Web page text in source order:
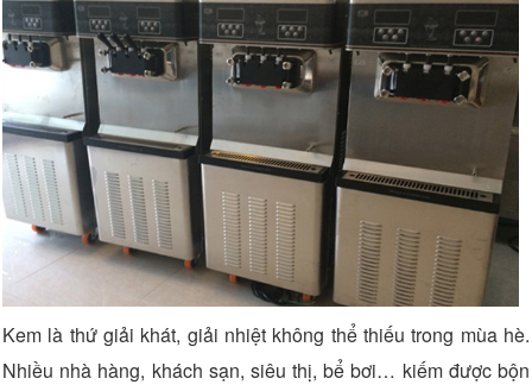
Kem là thứ giải khát, giải nhiệt không thể thiếu trong mùa hè.
Nhiều nhà hàng, khách sạn, siêu thị, bể bơi… kiếm được bộn